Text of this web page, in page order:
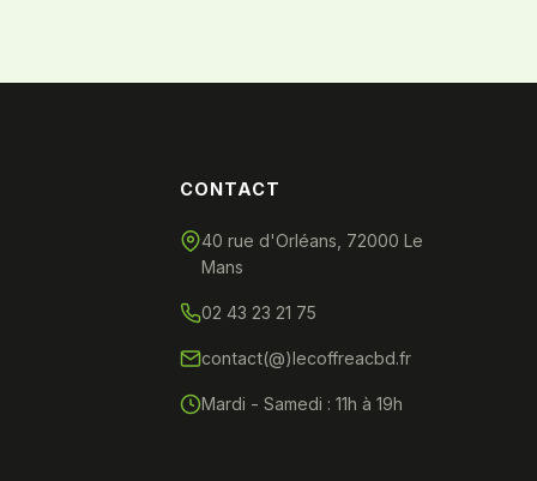
CONTACT
40 rue d'Orléans, 72000 Le
Mans
02 43 23 21 75
contact(@)lecoffreacbd.fr
Mardi - Samedi : 11h à 19h